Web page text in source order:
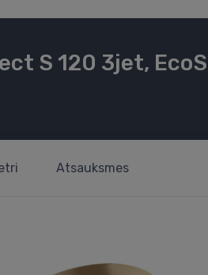
S 120 3jet,
Atsauksmes